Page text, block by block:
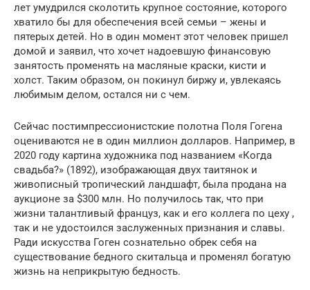
лет умудрился сколотить крупное состояние, которого
хватило бы для обеспечения всей семьи – жены и
пятерых детей. Но в один момент этот человек пришел
домой и заявил, что хочет надоевшую финансовую
занятость променять на масляные краски, кисти и
холст. Таким образом, он покинул биржу и, увлекаясь
любимым делом, остался ни с чем.
Сейчас постимпрессионистские полотна Поля Гогена
оцениваются не в один миллион долларов. Например, в
2020 году картина художника под названием «Когда
свадьба?» (1892), изображающая двух таитянок и
живописный тропический ландшафт, была продана на
аукционе за $300 млн. Но получилось так, что при
жизни талантливый француз, как и его коллега по цеху ,
так и не удостоился заслуженных признания и славы.
Ради искусства Гоген сознательно обрек себя на
существование бедного скитальца и променял богатую
жизнь на неприкрытую бедность.